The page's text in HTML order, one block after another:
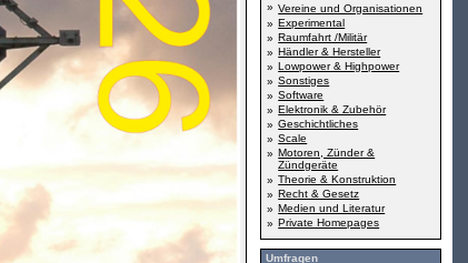
» Vereine und Organisationen
» Experimental
» Raumfahrt /Militär
» Händler & Hersteller
» Lowpower & Highpower
» Sonstiges
» Software
» Elektronik & Zubehör
» Geschichtliches
» Scale
» Motoren, Zünder &
Zündgeräte
» Theorie & Konstruktion
» Recht & Gesetz
» Medien und Literatur
» Private Homepages
Umfragen